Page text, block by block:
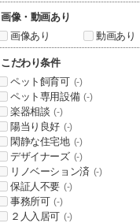
画像・動画あり
画像あり
動画あり
こだわり条件
ペット飼育可 (-)
ペット専用設備 (-)
楽器相談 (-)
陽当り良好 (-)
閑静な住宅地 (-)
デザイナーズ (-)
リノベーション済 (-)
保証人不要 (-)
事務所可 (-)
２人入居可 (-)